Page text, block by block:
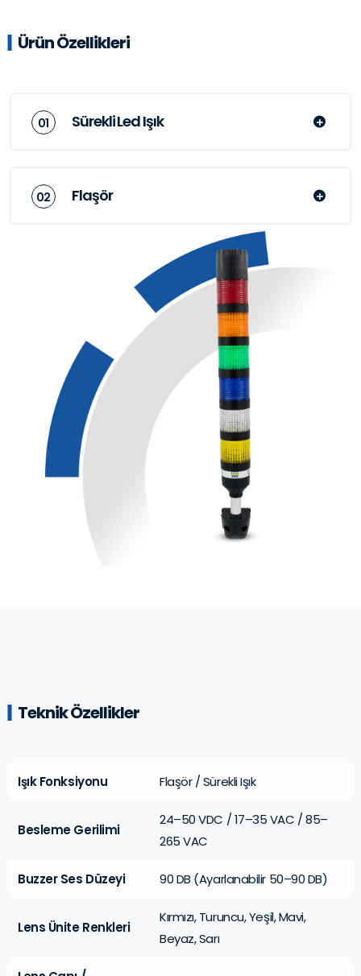
Ürün Özellikleri
Sürekli Led Işık
Flaşör
Teknik Özellikler
Işık Fonksiyonu Flaşör / Sürekli Işık
Besleme Gerilimi
24–50 VDC / 17–35 VAC / 85–
265 VAC
Buzzer Ses Düzeyi 90 DB (Ayarlanabilir 50–90 DB)
Lens Ünite Renkleri
Kırmızı, Turuncu, Yeşil, Mavi,
Beyaz, Sarı